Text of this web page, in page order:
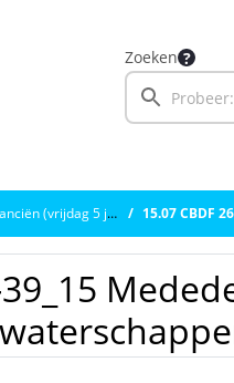
Zoeken
5 juni 2026) 15.07 CBDF